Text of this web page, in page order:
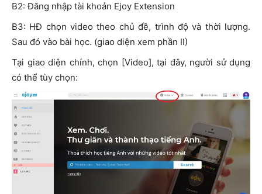
B2: Đăng nhập tài khoản Ejoy Extension
B3: HĐ chọn video theo chủ đề, trình độ và thời lượng.
Sau đó vào bài học. (giao diện xem phần II)
Tại giao diện chính, chọn [Video], tại đây, người sử dụng
có thể tùy chọn: